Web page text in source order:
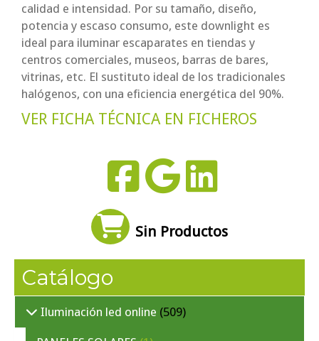
calidad e intensidad. Por su tamaño, diseño,
potencia y escaso consumo, este downlight es
ideal para iluminar escaparates en tiendas y
centros comerciales, museos, barras de bares,
vitrinas, etc. El sustituto ideal de los tradicionales
halógenos, con una eficiencia energética del 90%.
VER FICHA TÉCNICA EN FICHEROS
Sin Productos
Catálogo
Iluminación led online (509)